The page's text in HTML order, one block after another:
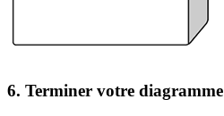
6. Terminer votre diagramme